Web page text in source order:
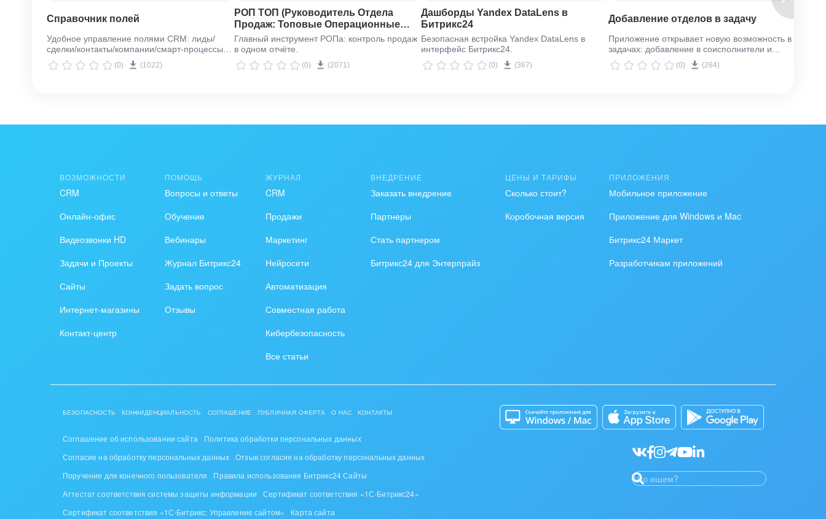
Справочник полей
Удобное управление полями CRM: лиды/
сделки/контакты/компании/смарт-процессы/
счета
(0) (1022)
РОП ТОП (Руководитель Отдела
Продаж: Топовые Операционные
Показатели)
Главный инструмент РОПа: контроль продаж
в одном отчёте.
(0) (2071)
Дашборды Yandex DataLens в
Битрикс24
Безопасная встройка Yandex DataLens в
интерфейс Битрикс24.
(0) (367)
Добавление отделов в задачу
Приложение открывает новую возможность в
задачах: добавление в соисполнители и
наблюдатели целых отделов
(0) (264)
ВОЗМОЖНОСТИ
CRM
Онлайн-офис
Видеозвонки HD
Задачи и Проекты
Сайты
Интернет-магазины
Контакт-центр
ПОМОЩЬ
Вопросы и ответы
Обучение
Вебинары
Журнал Битрикс24
Задать вопрос
Отзывы
ЖУРНАЛ
CRM
Продажи
Маркетинг
Нейросети
Автоматизация
Совместная работа
Кибербезопасность
Все статьи
ВНЕДРЕНИЕ
Заказать внедрение
Партнеры
Стать партнером
Битрикс24 для Энтерпрайз
ЦЕНЫ И ТАРИФЫ
Сколько стоит?
Коробочная версия
ПРИЛОЖЕНИЯ
Мобильное приложение
Приложение для Windows и Mac
Битрикс24 Маркет
Разработчикам приложений
БЕЗОПАСНОСТЬ КОНФИДЕНЦИАЛЬНОСТЬ СОГЛАШЕНИЕ ПУБЛИЧНАЯ ОФЕРТА О НАС КОНТАКТЫ
Соглашение об использовании сайта
Политика обработки персональных данных
Согласие на обработку персональных данных Отзыв согласия на обработку персональных данных
Поручение для конечного пользователя
Правила использования Битрикс24 Сайты
Аттестат соответствия системы защиты информации
Сертификат соответствия «1С-Битрикс24»
Сертификат соответствия «1С-Битрикс: Управление сайтом»
Карта сайта